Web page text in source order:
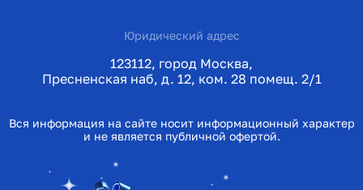
Юридический адрес
123112, город Москва,
Пресненская наб, д. 12, ком. 28 помещ. 2/1
Вся информация на сайте носит информационный характер
и не является публичной офертой.